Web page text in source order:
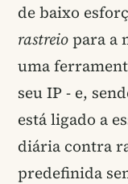
de baixo
rastreiopara a
uma
seu IP - e,
está ligado a
diária contra
predefinida